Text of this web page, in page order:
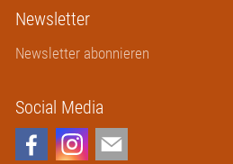
Newsletter
Newsletter abonnieren
Social Media